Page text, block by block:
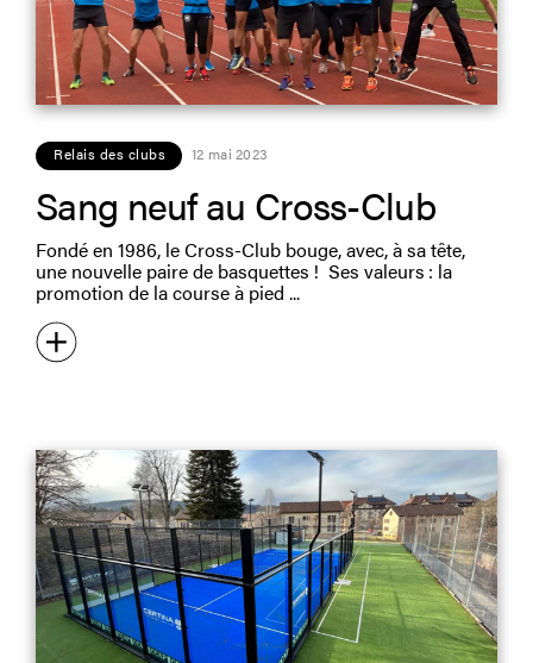
Relais des clubs 12 mai 2023
Sang neuf au Cross-Club
Fondé en 1986, le Cross-Club bouge, avec, à sa tête,
une nouvelle paire de basquettes ! Ses valeurs : la
promotion de la course à pied